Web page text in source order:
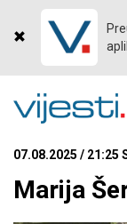
07.08.2025 / 21:25
Marija